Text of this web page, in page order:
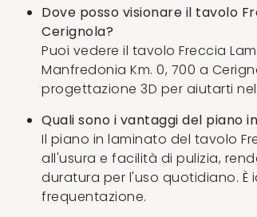
Dove posso visionare il tavolo
Cerignola?
Puoi vedere il tavolo Freccia
Manfredonia Km. 0, 700 a
progettazione 3D per aiutarti
Quali sono i vantaggi del piano
Il piano in laminato del tavolo
all'usura e facilità di pulizia,
duratura per l'uso quotidiano.
frequentazione.